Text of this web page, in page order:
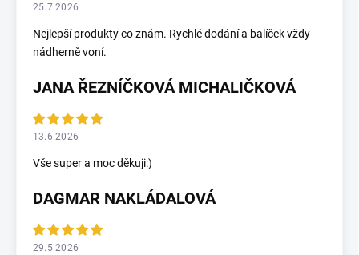
25.7.2026
Nejlepší produkty co znám. Rychlé dodání a balíček vždy
nádherně voní.
JANA ŘEZNÍČKOVÁ MICHALIČKOVÁ
13.6.2026
Vše super a moc děkuji:)
DAGMAR NAKLÁDALOVÁ
29.5.2026